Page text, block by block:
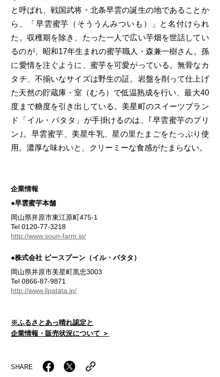
ふるさとあっ晴れ認定とは デジタルカタログ
と呼ばれ、戦国武将・北条早雲の誕生の地であることか
ら、「早雲蜜芋（そううんみついも）」と名付けられ
た。収穫期を除き、たった一人で広い芋畑を世話してい
るのが、昭和17年生まれの蜜芋職人・森兼一樹さん。孫
に愛情を注ぐように、蜜芋を可愛がっている。無骨なカ
タチ、不揃いなサイズは野生の証。岩盤を削って仕上げ
た天然の貯蔵庫・室（むろ）で低温熟成を行い、最大40
度まで糖度を引き出している。美星町のスイーツブラン
ド「イル・パタタ」が手掛けるのは、｢早雲蜜芋のプリ
ン｣。早雲蜜芋、美星牛乳、星の里たまごをたっぷり使
用。濃厚な味わいと、クリーミーな食感がたまらない。
企業情報
●早雲蜜芋本舗
岡山県井原市東江原町475-1
Tel 0120-77-3218
http://www.soun-farm.jp/
●株式会社 ビースプーン（イル・パタタ）
岡山県井原市美星町黒忠3003
Tel 0866-87-9871
http://www.ilpatata.jp/
※ふるさとあっ晴れ認定と
企業情報・販売状況について ＞
SHARE